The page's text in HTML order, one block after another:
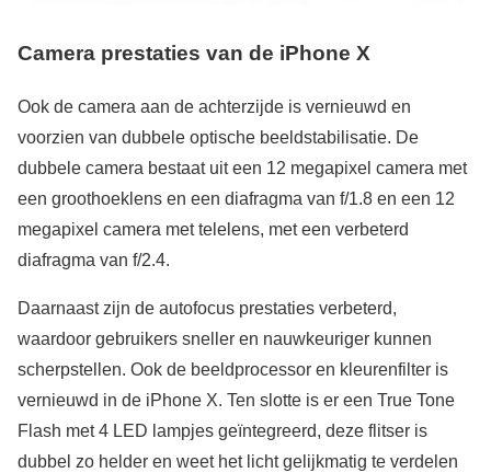
Camera prestaties van de iPhone X
Ook de camera aan de achterzijde is vernieuwd en
voorzien van dubbele optische beeldstabilisatie. De
dubbele camera bestaat uit een 12 megapixel camera met
een groothoeklens en een diafragma van f/1.8 en een 12
megapixel camera met telelens, met een verbeterd
diafragma van f/2.4.
Daarnaast zijn de autofocus prestaties verbeterd,
waardoor gebruikers sneller en nauwkeuriger kunnen
scherpstellen. Ook de beeldprocessor en kleurenfilter is
vernieuwd in de iPhone X. Ten slotte is er een True Tone
Flash met 4 LED lampjes geïntegreerd, deze flitser is
dubbel zo helder en weet het licht gelijkmatig te verdelen